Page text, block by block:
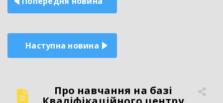
записів
Наступна новина
Про навчання на базі